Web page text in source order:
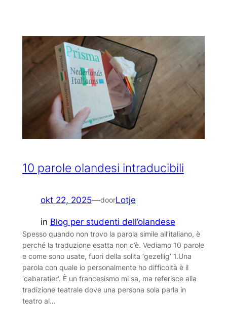
10 parole olandesi intraducibili
okt 22, 2025—doorLotje
in Blog per studenti dell’olandese
Spesso quando non trovo la parola simile all’italiano, è
perché la traduzione esatta non c’è. Vediamo 10 parole
e come sono usate, fuori della solita ‘gezellig’ 1.Una
parola con quale io personalmente ho difficoltà è il
‘cabaratier‘. È un francesismo mi sa, ma referisce alla
tradizione teatrale dove una persona sola parla in
teatro al…